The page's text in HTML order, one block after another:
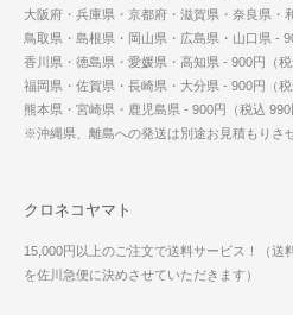
大阪府・兵庫県・京都府・滋賀県・奈良県・
鳥取県・島根県・岡山県・広島県・山口県 -
香川県・徳島県・愛媛県・高知県 - 900円（税
福岡県・佐賀県・長崎県・大分県 - 900円（税
熊本県・宮崎県・鹿児島県 - 900円（税込 990
※沖縄県、離島への発送は別途お見積もりさ
クロネコヤマト
15,000円以上のご注文で送料サービス！（送
を佐川急便に決めさせていただきます）